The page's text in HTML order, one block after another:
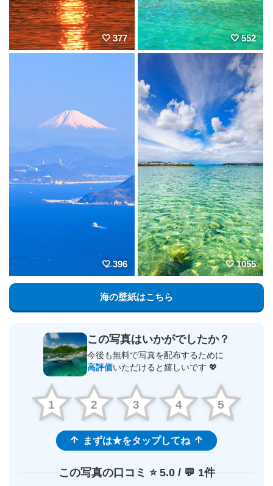
377 552
396 1055
海の壁紙はこちら
この写真はいかがでしたか？
今後も無料で写真を配布するために
高評価いただけると嬉しいです 💖
1 2 3 4 5
まずは★をタップしてね
この写真の口コミ ⭐️ 5.0 / 💬 1件